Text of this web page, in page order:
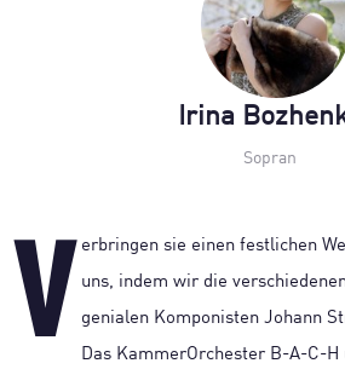
V erbringen sie einen festlichen
uns, indem wir die
genialen Komponisten Johann
Das KammerOrchester B-A-C-H
Irina
Sopran